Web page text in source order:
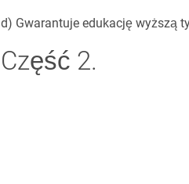
d) Gwarantuje edukację wyższą
Część 2.